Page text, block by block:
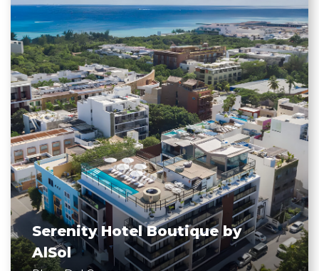
Serenity Hotel Boutique by
AlSol